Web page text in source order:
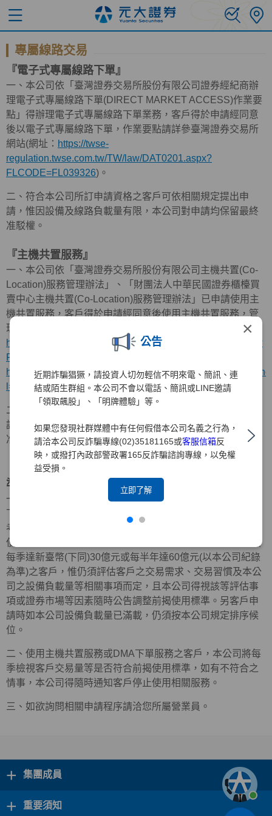
×
公告
近期詐騙猖獗，請投資人切勿輕信不明來電、簡訊、連
結或陌生群組。本公司不會以電話、簡訊或LINE邀請
「領取飆股」、「明牌體驗」等。
如果您發現社群媒體中有任何假借本公司名義之行為，
請洽本公司反詐騙專線(02)35181165或客服信箱反
映，或撥打內政部警政署165反詐騙諮詢專線，以免權
益受損。
立即了解
專屬線路交易
『電子式專屬線路下單』
一、本公司依「臺灣證券交易所股份有限公司證券經紀商辦
理電子式專屬線路下單(DIRECT MARKET ACCESS)作業要
點」得辦理電子式專屬線路下單業務，客戶得於申請經同意
後以電子式專屬線路下單，作業要點請詳參臺灣證券交易所
網站(網址： https://twse-
regulation.twse.com.tw/TW/law/DAT0201.aspx?
FLCODE=FL039326)。
二、符合本公司所訂申請資格之客戶可依相關規定提出申
請，惟因設備及線路負載量有限，本公司對申請均保留最終
准駁權。
『主機共置服務』
一、本公司依「臺灣證券交易所股份有限公司主機共置(Co-
Location)服務管理辦法」、「財團法人中華民國證券櫃檯買
賣中心主機共置(Co-Location)服務管理辦法」已申請使用主
機共置服務，客戶得於申請經同意後使用主機共置服務，管
理辦法請詳參臺灣證券交易所、櫃檯買賣中心網站(網址：
https://twse-regulation.twse.com.tw/TW/law/DAT0201.aspx?
FLCODE=FL086480
https://www.tpex.org.tw/web/bulletin/announcement_law/
l=zh-tw)
二、符合本公司所訂申請資格之客戶可依相關規定提出申
請，惟因設備及線路負載量有限，本公司對申請均保留最終
准駁權。
『主機共置服務暨電子式專屬線路下單服務之使用標
準』
一、基於主機共置服務以及電子式專屬線路(下稱「DMA」)
下單服務有其成本、設備及線路負載量有限因素，本公司經
考量營運規模、客戶結構及客戶貢獻度等因素，訂定可申請
使用主機共置服務或DMA下單服務之客戶資格為：經紀業績
每季達新臺幣(下同)30億元或每半年達60億元(以本公司紀錄
為準)之客戶，惟仍須評估客戶之交易需求、交易習慣及本公
司之設備負載量等相關事項而定，且本公司得視該等評估事
項或證券市場等因素隨時公告調整前揭使用標準。另客戶申
請時如本公司設備負載量已滿載，仍須按本公司規定排序候
位。
二、使用主機共置服務或DMA下單服務之客戶，本公司將每
季檢視客戶交易量等是否符合前揭使用標準，如有不符合之
情事，本公司得隨時通知客戶停止使用相關服務。
三、如欲詢問相關申請程序請洽您所屬營業員。
+ 集團成員
+ 重要須知